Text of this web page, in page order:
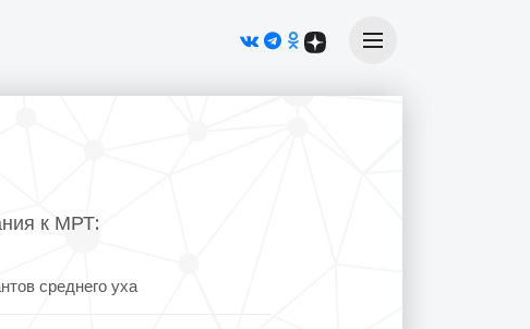
к МРТ:
среднего уха